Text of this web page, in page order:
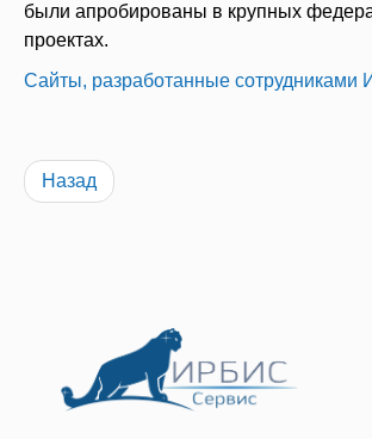
были апробированы в крупных
проектах.
Сайты, разработанные
Назад